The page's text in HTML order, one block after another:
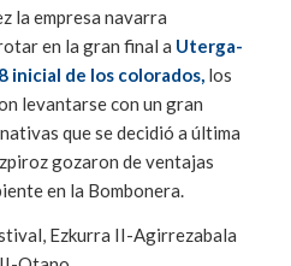
la empresa navarra
en la gran final a Uterga-
inicial de los colorados,los
levantarse con un gran
que se decidió a última
gozaron de ventajas
en la Bombonera.
Ezkurra II-Agirrezabala